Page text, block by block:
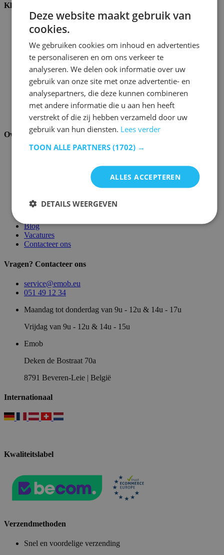
Klantenservice
Bestellen bij Emob
Betaalmogelijkheden
Verzending en levering
Service en garantie
Annuleren of retourneren
Klachten
Montagetips
Onderhoudsadvies
Wachtwoord vergeten?
FAQ
Palletopslag & Fulfilment
Over ons
Algemene voorwaarden
Juridische vermeldingen
Privacy- en cookie verklaring
Blog
Vacatures
Contacteer ons
Vragen? Contacteer ons
service@emob.eu
051 49 12 34
Maandag tot donderdag van 9u - 12u & 14u - 17u
Vrijdag van 9u - 12u & 14u - 15u
Emob
Deken de Bostraat 70a
8791 Beveren-Leie | België
Internationaal
Kwaliteitslabel
Verzendmethoden
Snel en voordelige verzending
Deze website maakt gebruik van
cookies.
We gebruiken cookies om inhoud en advertenties
te personaliseren en om ons verkeer te
analyseren. We delen ook informatie over uw
gebruik van onze site met onze advertentie- en
analysepartners, die deze kunnen combineren
met andere informatie die u aan hen heeft
verstrekt of die zij hebben verzameld door uw
gebruik van hun diensten. Lees verder
TOON ALLE PARTNERS (1702) →
ALLES ACCEPTEREN
DETAILS WEERGEVEN